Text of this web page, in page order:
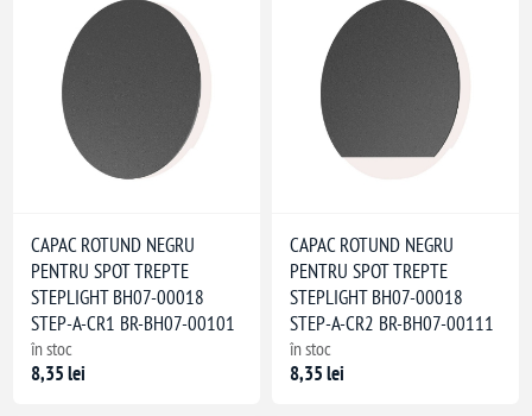
CAPAC ROTUND NEGRU
PENTRU SPOT TREPTE
STEPLIGHT BH07-00018
STEP-A-CR1 BR-BH07-00101
în stoc
8,35 lei
CAPAC ROTUND NEGRU
PENTRU SPOT TREPTE
STEPLIGHT BH07-00018
STEP-A-CR2 BR-BH07-00111
în stoc
8,35 lei